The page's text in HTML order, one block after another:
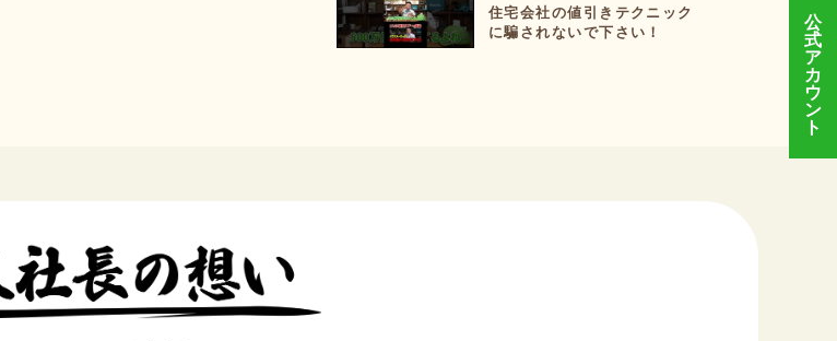
公
式
ア
カ
ウ
ン
ト
住宅会社の値引きテクニック
に騙されないで下さい！